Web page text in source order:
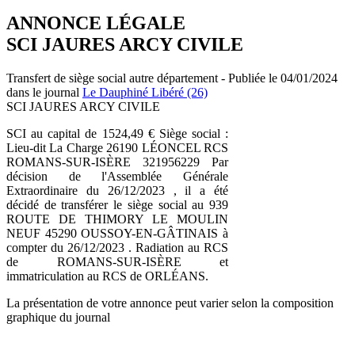
ANNONCE LÉGALE
SCI JAURES ARCY CIVILE
Transfert de siège social autre département - Publiée le 04/01/2024
dans le journal Le Dauphiné Libéré (26)
SCI JAURES ARCY CIVILE
SCI au capital de 1524,49 € Siège social :
Lieu-dit La Charge 26190 LÉONCEL RCS
ROMANS-SUR-ISÈRE 321956229 Par
décision de l'Assemblée Générale
Extraordinaire du 26/12/2023 , il a été
décidé de transférer le siège social au 939
ROUTE DE THIMORY LE MOULIN
NEUF 45290 OUSSOY-EN-GÂTINAIS à
compter du 26/12/2023 . Radiation au RCS
de ROMANS-SUR-ISÈRE et
immatriculation au RCS de ORLÉANS.
La présentation de votre annonce peut varier selon la composition
graphique du journal